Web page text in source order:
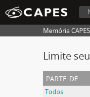
Memória CAPES
Limite
parte de
Todos